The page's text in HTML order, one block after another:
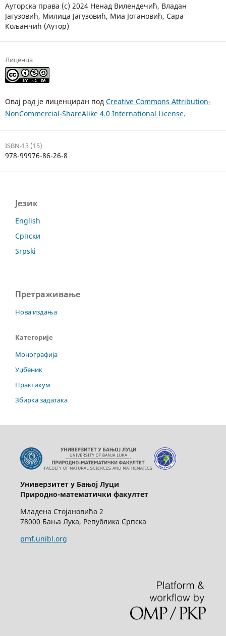
Ауторска права (c) 2024 Ненад Вилендечић, Владан
Јагузовић, Милица Јагузовић, Миа Јотановић, Сара
Кољанчић (Аутор)
Лиценца
Овај рад је лиценциран под Creative Commons Attribution-
NonCommercial-ShareAlike 4.0 International License.
ISBN-13 (15)
978-99976-86-26-8
Језик
English
Српски
Srpski
Претраживање
Нова издања
Категорије
Монографија
Уџбеник
Практикум
Збирка задатака
Универзитет у Бањој Луци
Природно-математички факултет
Младена Стојановића 2
78000 Бања Лука, Република Српска
pmf.unibl.org